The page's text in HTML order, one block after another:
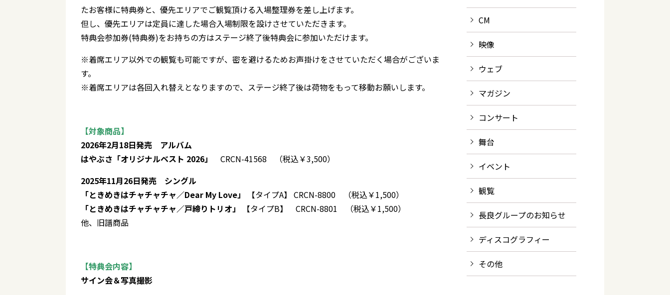
たお客様に特典券と、優先エリアでご観覧頂ける入場整理券を差し上げます。
但し、優先エリアは定員に達した場合入場制限を設けさせていただきます。
特典会参加券(特典券)をお持ちの方はステージ終了後特典会に参加いただけます。
※着席エリア以外での観覧も可能ですが、密を避けるためお声掛けをさせていただく場合がございま
す。
※着席エリアは各回入れ替えとなりますので、ステージ終了後は荷物をもって移動お願いします。
【対象商品】
2026年2月18日発売 アルバム
はやぶさ「オリジナルベスト 2026」 CRCN-41568 （税込￥3,500）
2025年11月26日発売 シングル
「ときめきはチャチャチャ／Dear My Love」
【タイプA】 CRCN-8800 （税込￥1,500）
「ときめきはチャチャチャ／戸締りトリオ」
【タイプB】 CRCN-8801 （税込￥1,500）
他、旧譜商品
【特典会内容】
サイン会＆写真撮影
CM
映像
ウェブ
マガジン
コンサート
舞台
イベント
観覧
長良グループのお知らせ
ディスコグラフィー
その他